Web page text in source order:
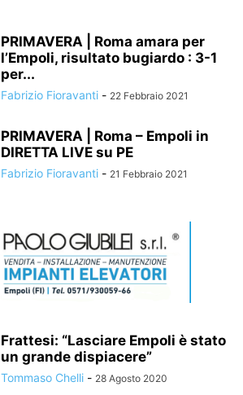
PRIMAVERA | Roma amara per
l’Empoli, risultato bugiardo : 3-1
per...
Fabrizio Fioravanti - 22 Febbraio 2021
PRIMAVERA | Roma – Empoli in
DIRETTA LIVE su PE
Fabrizio Fioravanti - 21 Febbraio 2021
Frattesi: “Lasciare Empoli è stato
un grande dispiacere”
Tommaso Chelli - 28 Agosto 2020